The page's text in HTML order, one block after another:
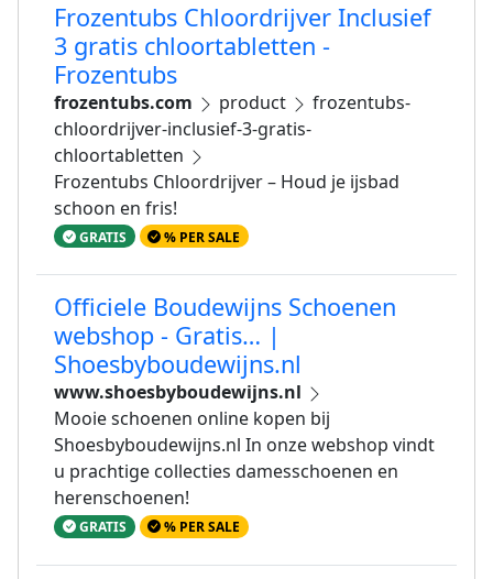
Frozentubs Chloordrijver Inclusief
3 gratis chloortabletten -
Frozentubs
frozentubs.com product
frozentubs-
chloordrijver-inclusief-3-gratis-
chloortabletten
Frozentubs Chloordrijver – Houd je ijsbad
schoon en fris!
GRATIS % PER SALE
Officiele Boudewijns Schoenen
webshop - Gratis… |
Shoesbyboudewijns.nl
www.shoesbyboudewijns.nl
Mooie schoenen online kopen bij
Shoesbyboudewijns.nl In onze webshop vindt
u prachtige collecties damesschoenen en
herenschoenen!
GRATIS % PER SALE